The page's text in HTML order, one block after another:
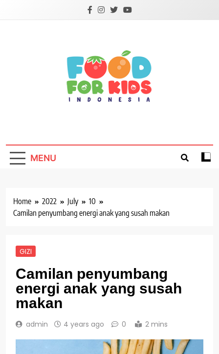
MENU
Home 2022 July
10
Camilan penyumbang energi anak yang susah makan
GIZI
Camilan penyumbang
energi anak yang susah
makan
admin 4 years ago 0 2 mins